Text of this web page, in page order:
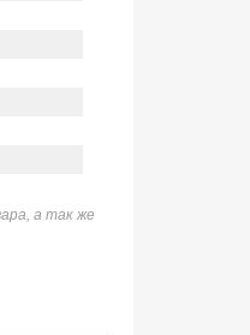
а так же